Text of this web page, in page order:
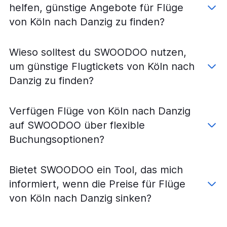
Flüge von Düsseldorf nach Rzeszów
Flüge von Weeze, Niederrhein nach Danzig
Flüge von Weeze, Niederrhein nach Krakau
Flüge von Stuttgart nach Warschau–Chopin
Flüge von München nach Stettin
Flüge von Weeze, Niederrhein nach Wrocław
Flüge von München nach Danzig
Flüge von Weeze, Niederrhein nach Kattowitz
Flüge von Stuttgart nach Stettin
Flüge von Hamburg nach Krakau
helfen, günstige Angebote für Flüge
von Köln nach Danzig zu finden?
Wieso solltest du SWOODOO nutzen,
um günstige Flugtickets von Köln nach
Danzig zu finden?
Verfügen Flüge von Köln nach Danzig
auf SWOODOO über flexible
Buchungsoptionen?
Bietet SWOODOO ein Tool, das mich
informiert, wenn die Preise für Flüge
von Köln nach Danzig sinken?